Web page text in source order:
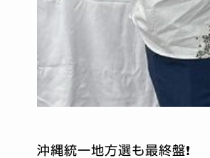
沖縄統一地方選も最終盤❗️